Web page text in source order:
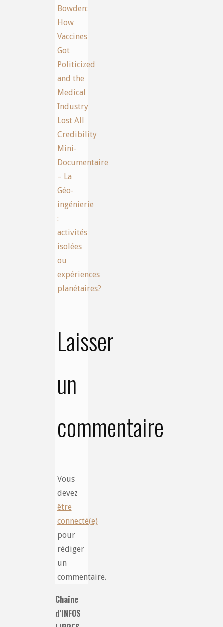
Bowden:
How
Vaccines
Got
Politicized
and the
Medical
Industry
Lost All
Credibility
Mini-
Documentaire
– La
Géo-
ingénierie
:
activités
isolées
ou
expériences
planétaires?
Laisser
un
commentaire
Vous
devez
être
connecté(e)
pour
rédiger
un
commentaire.
Chaîne
d’INFOS